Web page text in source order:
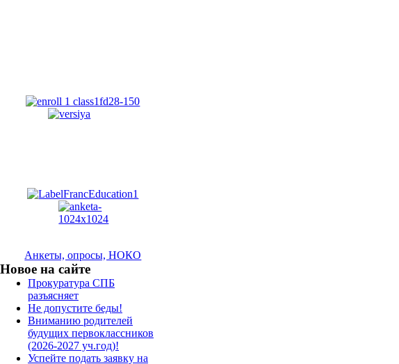
Анкеты, опросы, НОКО
Новое на сайте
Прокуратура СПБ
разъясняет
Не допустите беды!
Вниманию родителей
будущих первоклассников
(2026-2027 уч.год)!
Успейте подать заявку на